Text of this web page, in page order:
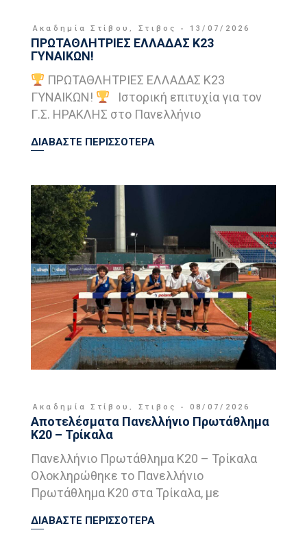
Ακαδημία Στίβου , Στιβος 13/07/2026
ΠΡΩΤΑΘΛΗΤΡΙΕΣ ΕΛΛΑΔΑΣ Κ23
ΓΥΝΑΙΚΩΝ!
ΠΡΩΤΑΘΛΗΤΡΙΕΣ ΕΛΛΑΔΑΣ Κ23
ΓΥΝΑΙΚΩΝ!
Ιστορική επιτυχία για τον
Γ.Σ. ΗΡΑΚΛΗΣ στο Πανελλήνιο
ΔΙΑΒΑΣΤΕ ΠΕΡΙΣΣΟΤΕΡΑ
Ακαδημία Στίβου , Στιβος 08/07/2026
Αποτελέσματα Πανελλήνιο Πρωτάθλημα
Κ20 – Τρίκαλα
Πανελλήνιο Πρωτάθλημα Κ20 – Τρίκαλα
Ολοκληρώθηκε το Πανελλήνιο
Πρωτάθλημα Κ20 στα Τρίκαλα, με
ΔΙΑΒΑΣΤΕ ΠΕΡΙΣΣΟΤΕΡΑ